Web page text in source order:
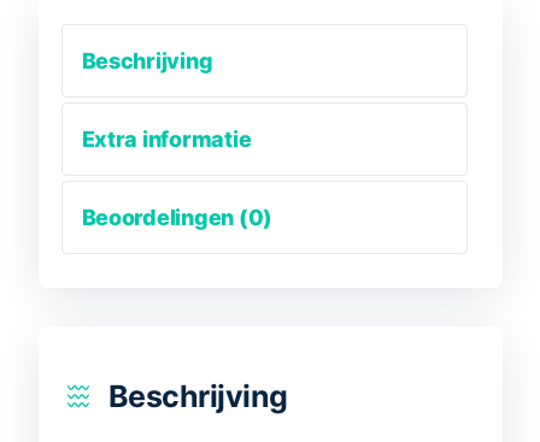
Beschrijving
Extra informatie
Beoordelingen (0)
Beschrijving